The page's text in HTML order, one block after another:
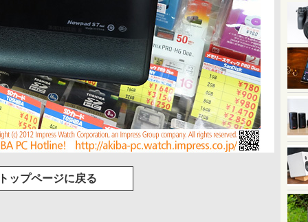
ップページに戻る